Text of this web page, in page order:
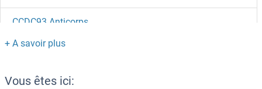
CCDC93 Anticorps
CCDC92 Anticorps
CCDC91 Anticorps
Vous êtes ici: